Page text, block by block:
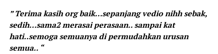
” Terima kasih org baik…sepanjang vedio nihh sebak,
sedih…sama2 merasai perasaan.. sampai kat
hati..semoga semuanya di permudahkan urusan
semua.. “